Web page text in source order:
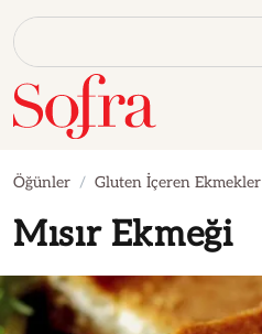
Öğünler Gluten İçeren Ekmekler
Mısır Ekmeği